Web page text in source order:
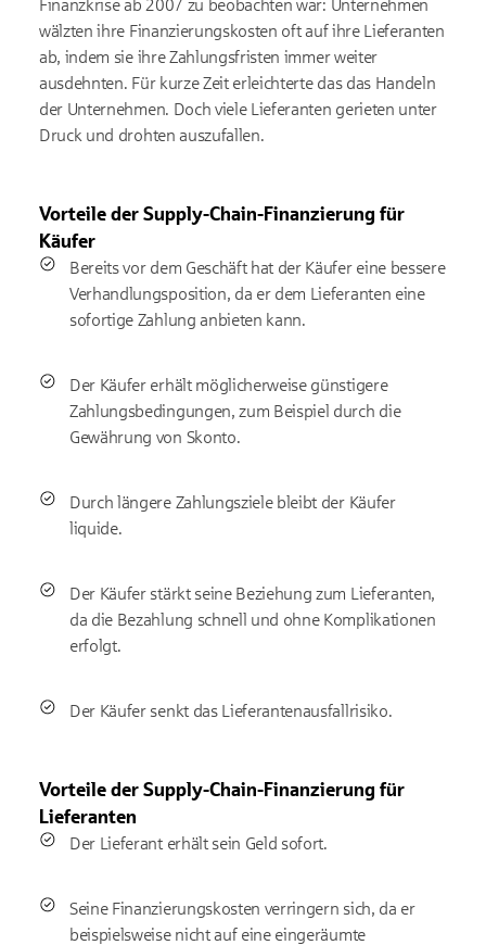
Finanzkrise ab 2007 zu beobachten war: Unternehmen
wälzten ihre Finanzierungskosten oft auf ihre Lieferanten
ab, indem sie ihre Zahlungsfristen immer weiter
ausdehnten. Für kurze Zeit erleichterte das das Handeln
der Unternehmen. Doch viele Lieferanten gerieten unter
Druck und drohten auszufallen.
Vorteile der Supply-Chain-Finanzierung für
Käufer
Bereits vor dem Geschäft hat der Käufer eine bessere
Verhandlungsposition, da er dem Lieferanten eine
sofortige Zahlung anbieten kann.
Der Käufer erhält möglicherweise günstigere
Zahlungsbedingungen, zum Beispiel durch die
Gewährung von Skonto.
Durch längere Zahlungsziele bleibt der Käufer
liquide.
Der Käufer stärkt seine Beziehung zum Lieferanten,
da die Bezahlung schnell und ohne Komplikationen
erfolgt.
Der Käufer senkt das Lieferantenausfallrisiko.
Vorteile der Supply-Chain-Finanzierung für
Lieferanten
Der Lieferant erhält sein Geld sofort.
Seine Finanzierungskosten verringern sich, da er
beispielsweise nicht auf eine eingeräumte